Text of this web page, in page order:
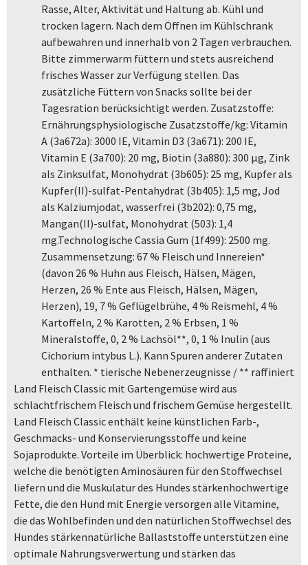
Rasse, Alter, Aktivität und Haltung ab. Kühl und
trocken lagern. Nach dem Öffnen im Kühlschrank
aufbewahren und innerhalb von 2 Tagen verbrauchen.
Bitte zimmerwarm füttern und stets ausreichend
frisches Wasser zur Verfügung stellen. Das
zusätzliche Füttern von Snacks sollte bei der
Tagesration berücksichtigt werden. Zusatzstoffe:
Ernährungsphysiologische Zusatzstoffe/kg: Vitamin
A (3a672a): 3000 IE, Vitamin D3 (3a671): 200 IE,
Vitamin E (3a700): 20 mg, Biotin (3a880): 300 µg, Zink
als Zinksulfat, Monohydrat (3b605): 25 mg, Kupfer als
Kupfer(II)-sulfat-Pentahydrat (3b405): 1,5 mg, Jod
als Kalziumjodat, wasserfrei (3b202): 0,75 mg,
Mangan(II)-sulfat, Monohydrat (503): 1,4
mg.Technologische Cassia Gum (1f499): 2500 mg.
Zusammensetzung: 67 % Fleisch und Innereien*
(davon 26 % Huhn aus Fleisch, Hälsen, Mägen,
Herzen, 26 % Ente aus Fleisch, Hälsen, Mägen,
Herzen), 19, 7 % Geflügelbrühe, 4 % Reismehl, 4 %
Kartoffeln, 2 % Karotten, 2 % Erbsen, 1 %
Mineralstoffe, 0, 2 % Lachsöl**, 0, 1 % Inulin (aus
Cichorium intybus L.). Kann Spuren anderer Zutaten
enthalten. * tierische Nebenerzeugnisse / ** raffiniert
Land Fleisch Classic mit Gartengemüse wird aus
schlachtfrischem Fleisch und frischem Gemüse hergestellt.
Land Fleisch Classic enthält keine künstlichen Farb-,
Geschmacks- und Konservierungsstoffe und keine
Sojaprodukte. Vorteile im Überblick: hochwertige Proteine,
welche die benötigten Aminosäuren für den Stoffwechsel
liefern und die Muskulatur des Hundes stärkenhochwertige
Fette, die den Hund mit Energie versorgen alle Vitamine,
die das Wohlbefinden und den natürlichen Stoffwechsel des
Hundes stärkennatürliche Ballaststoffe unterstützen eine
optimale Nahrungsverwertung und stärken das